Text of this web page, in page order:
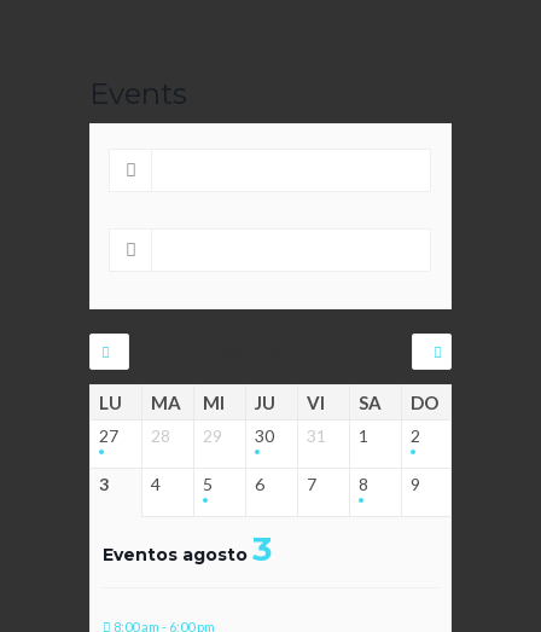
Events
LU MA MI JU VI SA DO
27 28 29 30 31 1 2
3 4 5 6 7 8 9
Eventos agosto 3
8:00 am - 6:00 pm